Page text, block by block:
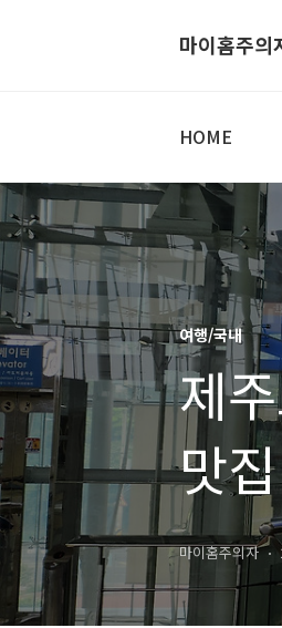
마이홈주의
HOME
여행/국내
제
맛집
마이홈주의자